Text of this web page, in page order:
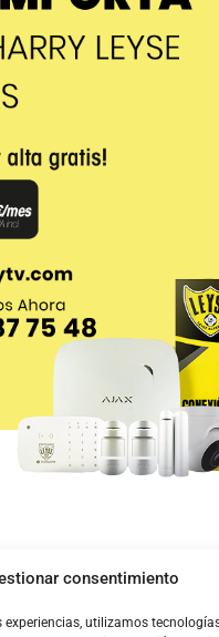
consentimiento
experiencias, utilizamos